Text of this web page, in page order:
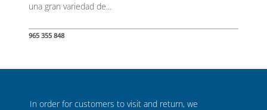
una gran variedad de...
965 355 848
In order for customers to visit and return, we